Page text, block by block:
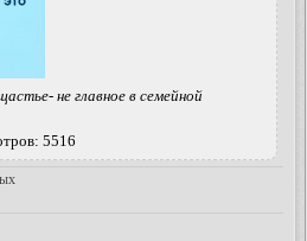
не главное в семейной
5516